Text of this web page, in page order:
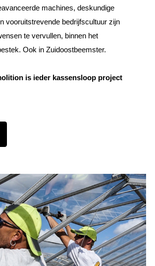
machines, deskundige
vooruitstrevende bedrijfscultuur zijn
te vervullen, binnen het
Ook in Zuidoostbeemster.
is ieder kassensloop project